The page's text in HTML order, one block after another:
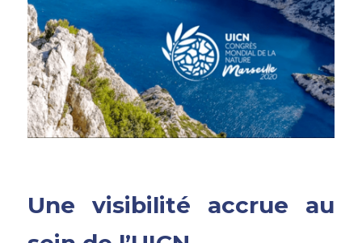
Une visibilité accrue au